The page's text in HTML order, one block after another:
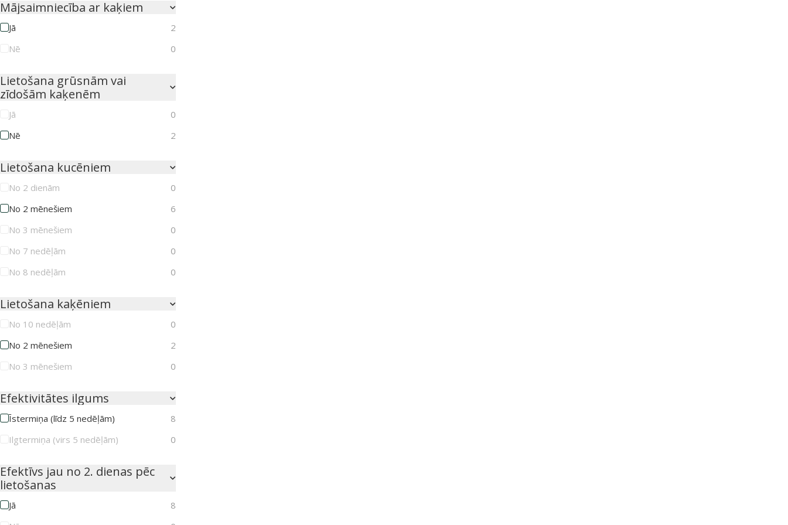
Mājsaimniecība ar kaķiem
Jā
2
Nē
0
Lietošana grūsnām vai
zīdošām kaķenēm
Jā
0
Nē
2
Lietošana kucēniem
No 2 dienām
0
No 2 mēnešiem
6
No 3 mēnešiem
0
No 7 nedēļām
0
No 8 nedēļām
0
Lietošana kaķēniem
No 10 nedēļām
0
No 2 mēnešiem
2
No 3 mēnešiem
0
Efektivitātes ilgums
Īstermiņa (līdz 5 nedēļām)
8
Ilgtermiņa (virs 5 nedēļām)
0
Efektīvs jau no 2. dienas pēc
lietošanas
Jā
8